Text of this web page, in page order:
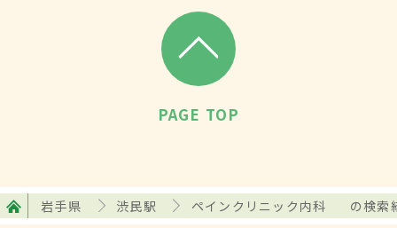
PAGE TOP
岩手県 渋民駅 ペインクリニック内科 の検索